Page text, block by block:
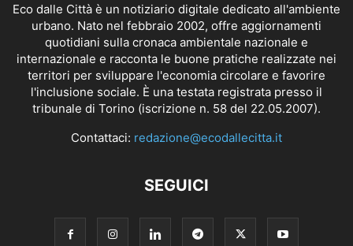
Eco dalle Città è un notiziario digitale dedicato all'ambiente
urbano. Nato nel febbraio 2002, offre aggiornamenti
quotidiani sulla cronaca ambientale nazionale e
internazionale e racconta le buone pratiche realizzate nei
territori per sviluppare l'economia circolare e favorire
l'inclusione sociale. È una testata registrata presso il
tribunale di Torino (iscrizione n. 58 del 22.05.2007).
Contattaci: redazione@ecodallecitta.it
SEGUICI